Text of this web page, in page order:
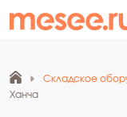
Складское
Ханча